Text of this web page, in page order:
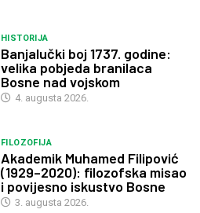
HISTORIJA
Banjalučki boj 1737. godine:
velika pobjeda branilaca
Bosne nad vojskom
4. augusta 2026.
FILOZOFIJA
Akademik Muhamed Filipović
(1929–2020): filozofska misao
i povijesno iskustvo Bosne
3. augusta 2026.